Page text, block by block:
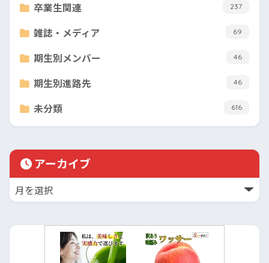
卒業生関連 237
雑誌・メディア 69
期生別メンバー 46
期生別進路先 46
未分類 616
アーカイブ